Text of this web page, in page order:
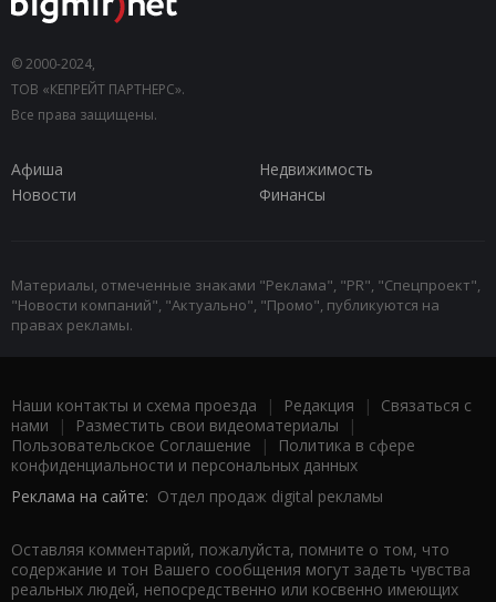
© 2000-2024,
ТОВ «КЕПРЕЙТ ПАРТНЕРС».
Все права защищены.
Афиша
Недвижимость
Новости
Финансы
Материалы, отмеченные знаками "Реклама", "PR", "Спецпроект",
"Новости компаний", "Актуально", "Промо", публикуются на
правах рекламы.
Наши контакты и схема проезда | Редакция | Связаться с
нами | Разместить свои видеоматериалы |
Пользовательское Соглашение |
Политика в сфере
конфиденциальности и персональных данных
Реклама на сайте: Отдел продаж digital рекламы
Оставляя комментарий, пожалуйста, помните о том, что
содержание и тон Вашего сообщения могут задеть чувства
реальных людей, непосредственно или косвенно имеющих